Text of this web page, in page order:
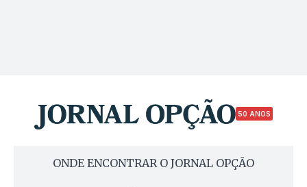
50 ANOS
ONDE ENCONTRAR O JORNAL OPÇÃO